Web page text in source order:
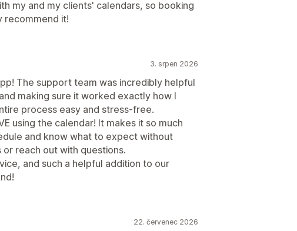
my and my clients' calendars, so booking
recommend it!
3. srpen 2026
The support team was incredibly helpful
making sure it worked exactly how I
process easy and stress-free.
using the calendar! It makes it so much
and know what to expect without
reach out with questions.
and such a helpful addition to our
22. červenec 2026